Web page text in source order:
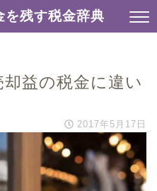
を残す税金辞典
益の税金に違い
2017年5月17日